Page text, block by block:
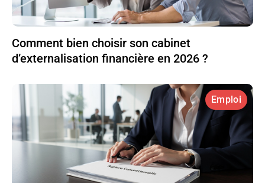
Comment bien choisir son cabinet
d’externalisation financière en 2026 ?
Emploi